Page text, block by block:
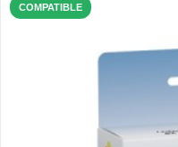
COMPATIBLE